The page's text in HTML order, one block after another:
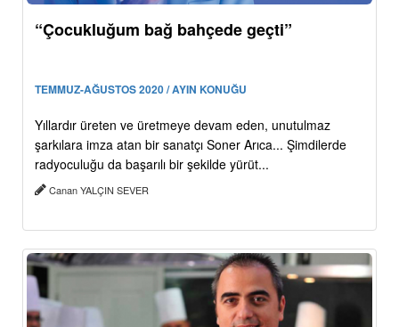
“Çocukluğum bağ bahçede geçti”
TEMMUZ-AĞUSTOS 2020 / AYIN KONUĞU
Yıllardır üreten ve üretmeye devam eden, unutulmaz
şarkılara imza atan bir sanatçı Soner Arıca... Şimdilerde
radyoculuğu da başarılı bir şekilde yürüt...
Canan YALÇIN SEVER